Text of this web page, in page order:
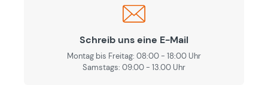
Schreib uns eine E-Mail
Montag bis Freitag: 08:00 - 18:00 Uhr
Samstags: 09.00 - 13.00 Uhr